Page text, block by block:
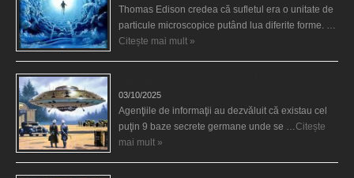
Thomas Edison credea că sufletul era o unitate de
particule microscopice putând lua diferite forme. …
Citește mai mult »
03/10/2025
Agenţiile de informaţii au dezvăluit că existau cel
puţin 9 baze secrete germane unde se …Citește
mai mult »